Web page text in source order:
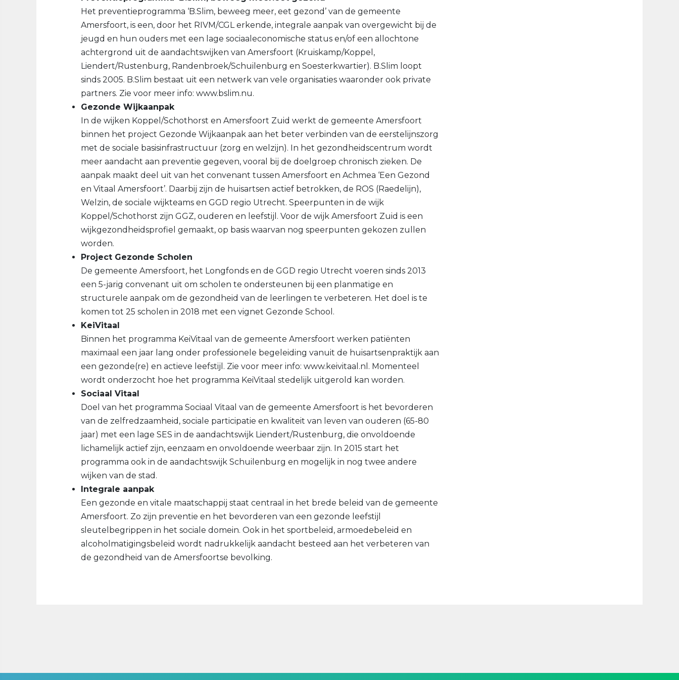
Het preventieprogramma ‘B.Slim, beweeg meer, eet gezond’ van de gemeente
Amersfoort, is een, door het RIVM/CGL erkende, integrale aanpak van overgewicht bij de
jeugd en hun ouders met een lage sociaaleconomische status en/of een allochtone
achtergrond uit de aandachtswijken van Amersfoort (Kruiskamp/Koppel,
Liendert/Rustenburg, Randenbroek/Schuilenburg en Soesterkwartier). B.Slim loopt
sinds 2005. B.Slim bestaat uit een netwerk van vele organisaties waaronder ook private
partners. Zie voor meer info: www.bslim.nu.
Gezonde Wijkaanpak
In de wijken Koppel/Schothorst en Amersfoort Zuid werkt de gemeente Amersfoort
binnen het project Gezonde Wijkaanpak aan het beter verbinden van de eerstelijnszorg
met de sociale basisinfrastructuur (zorg en welzijn). In het gezondheidscentrum wordt
meer aandacht aan preventie gegeven, vooral bij de doelgroep chronisch zieken. De
aanpak maakt deel uit van het convenant tussen Amersfoort en Achmea ‘Een Gezond
en Vitaal Amersfoort’. Daarbij zijn de huisartsen actief betrokken, de ROS (Raedelijn),
Welzin, de sociale wijkteams en GGD regio Utrecht. Speerpunten in de wijk
Koppel/Schothorst zijn GGZ, ouderen en leefstijl. Voor de wijk Amersfoort Zuid is een
wijkgezondheidsprofiel gemaakt, op basis waarvan nog speerpunten gekozen zullen
worden.
Project Gezonde Scholen
De gemeente Amersfoort, het Longfonds en de GGD regio Utrecht voeren sinds 2013
een 5-jarig convenant uit om scholen te ondersteunen bij een planmatige en
structurele aanpak om de gezondheid van de leerlingen te verbeteren. Het doel is te
komen tot 25 scholen in 2018 met een vignet Gezonde School.
KeiVitaal
Binnen het programma KeiVitaal van de gemeente Amersfoort werken patiënten
maximaal een jaar lang onder professionele begeleiding vanuit de huisartsenpraktijk aan
een gezonde(re) en actieve leefstijl. Zie voor meer info: www.keivitaal.nl. Momenteel
wordt onderzocht hoe het programma KeiVitaal stedelijk uitgerold kan worden.
Sociaal Vitaal
Doel van het programma Sociaal Vitaal van de gemeente Amersfoort is het bevorderen
van de zelfredzaamheid, sociale participatie en kwaliteit van leven van ouderen (65-80
jaar) met een lage SES in de aandachtswijk Liendert/Rustenburg, die onvoldoende
lichamelijk actief zijn, eenzaam en onvoldoende weerbaar zijn. In 2015 start het
programma ook in de aandachtswijk Schuilenburg en mogelijk in nog twee andere
wijken van de stad.
Integrale aanpak
Een gezonde en vitale maatschappij staat centraal in het brede beleid van de gemeente
Amersfoort. Zo zijn preventie en het bevorderen van een gezonde leefstijl
sleutelbegrippen in het sociale domein. Ook in het sportbeleid, armoedebeleid en
alcoholmatigingsbeleid wordt nadrukkelijk aandacht besteed aan het verbeteren van
de gezondheid van de Amersfoortse bevolking.